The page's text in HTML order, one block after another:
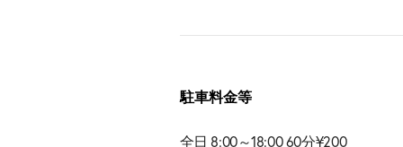
駐車料金等
全日 8:00～18:00 60分¥200